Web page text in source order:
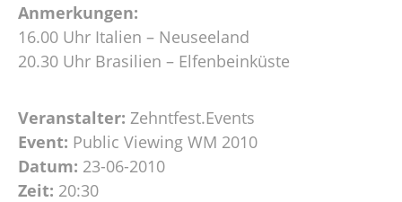
Anmerkungen:
16.00 Uhr Italien – Neuseeland
20.30 Uhr Brasilien – Elfenbeinküste
Veranstalter: Zehntfest.Events
Event: Public Viewing WM 2010
Datum: 23-06-2010
Zeit: 20:30